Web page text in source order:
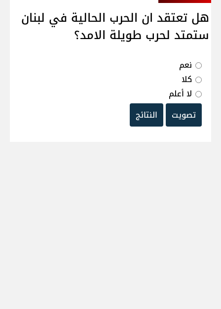
هل تعتقد ان الحرب الحالية في لبنان
ستمتد لحرب طويلة الامد؟
نعم
كلا
لا أعلم
تصويت
النتائج